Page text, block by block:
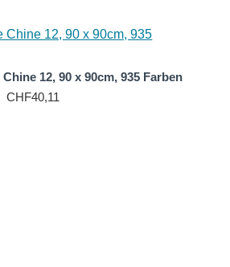
und kann in der
und eignet sich daher
Seidentuch aus Crepe
12, 90 x 90cm, 935 Farben
CHF40,11